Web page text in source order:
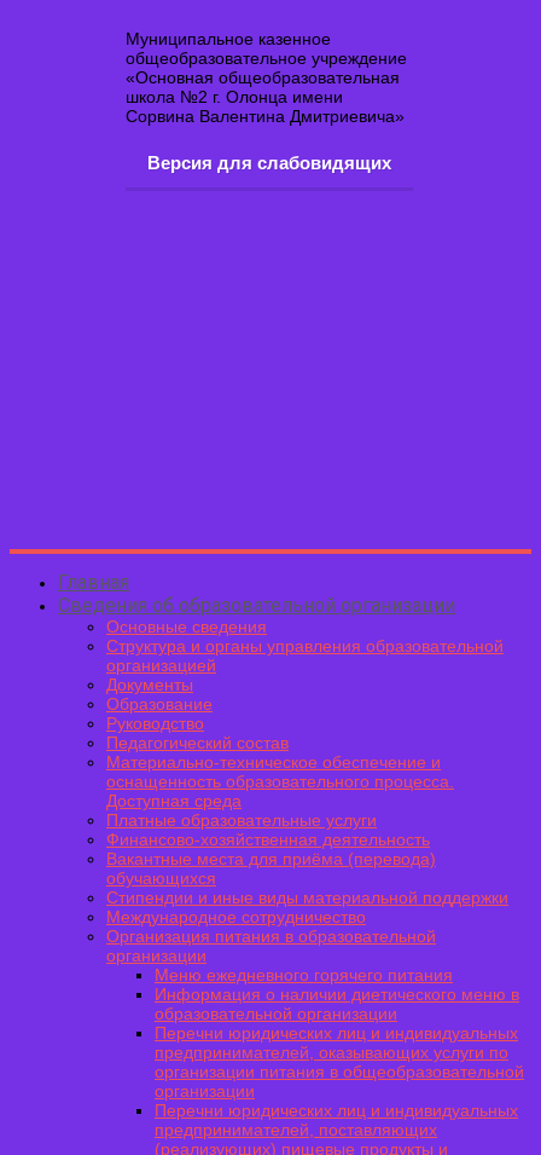
Муниципальное казенное
общеобразовательное учреждение
«Основная общеобразовательная
школа №2 г. Олонца имени
Сорвина Валентина Дмитриевича»
Версия для слабовидящих
Главная
Сведения об образовательной организации
Основные сведения
Структура и органы управления образовательной
организацией
Документы
Образование
Руководство
Педагогический состав
Материально-техническое обеспечение и
оснащенность образовательного процесса.
Доступная среда
Платные образовательные услуги
Финансово-хозяйственная деятельность
Вакантные места для приёма (перевода)
обучающихся
Стипендии и иные виды материальной поддержки
Международное сотрудничество
Организация питания в образовательной
организации
Меню ежедневного горячего питания
Информация о наличии диетического меню в
образовательной организации
Перечни юридических лиц и индивидуальных
предпринимателей, оказывающих услуги по
организации питания в общеобразовательной
организации
Перечни юридических лиц и индивидуальных
предпринимателей, поставляющих
(реализующих) пищевые продукты и